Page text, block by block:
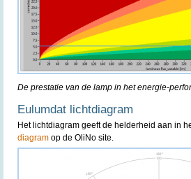
De prestatie van de lamp in het energie-
Eulumdat lichtdiagram
Het lichtdiagram geeft de helderheid aan in
diagram op de OliNo site.